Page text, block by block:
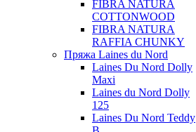
FIBRA NATURA
COTTONWOOD
FIBRA NATURA
RAFFIA CHUNKY
Пряжа Laines du Nord
Laines Du Nord Dolly
Maxi
Laines du Nord Dolly
125
Laines Du Nord Teddy